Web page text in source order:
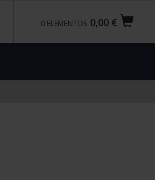
0,00 €
0 ELEMENTOS